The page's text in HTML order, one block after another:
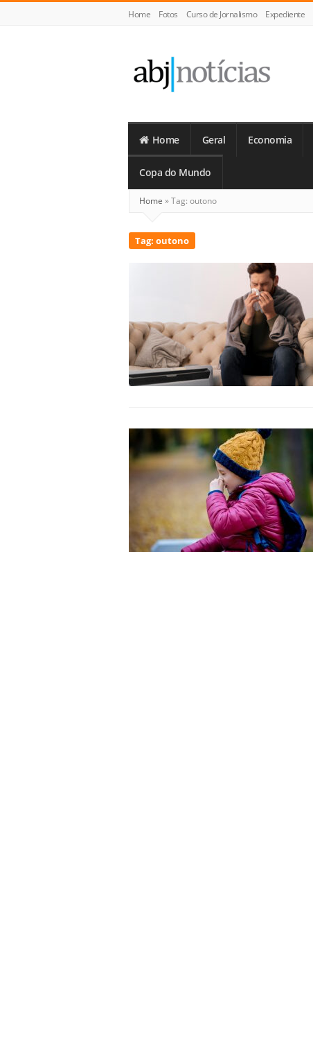
Home Fotos Curso de Jornalismo Expediente
Notícias
Home Geral Economia
Copa do Mundo
Home »Tag: outono
Tag: outono